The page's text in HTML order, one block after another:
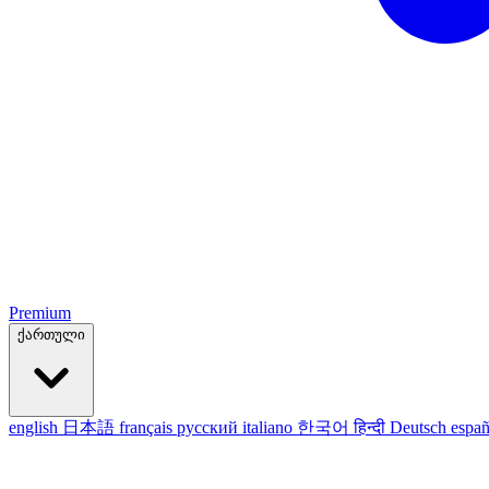
Premium
ქართული
english 日本語 français русский italiano 한국어हिन्दी Deutsch